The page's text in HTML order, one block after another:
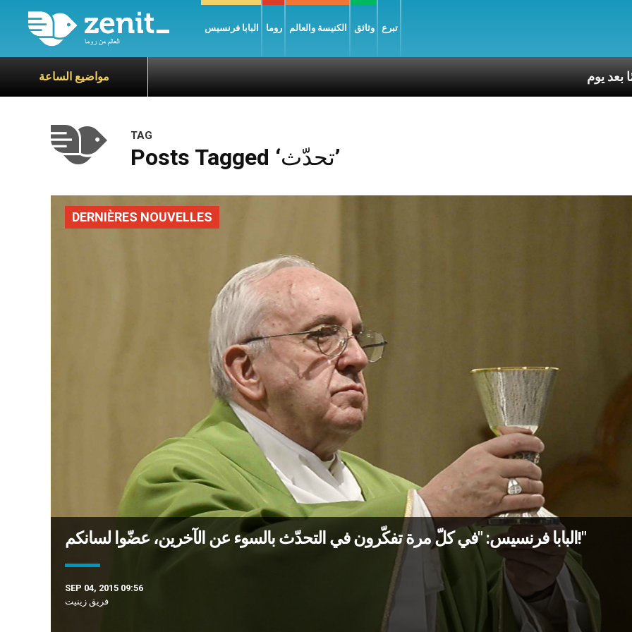
البابا فرنسيس روما الكنيسة والعالم وثائق تبرع
مواضيع الساعة
TAG
Posts Tagged ‘تحدّث’
DERNIÈRES NOUVELLES
البابا فرنسيس: "في كلّ مرة تفكّرون في التحدّث بالسوء عن الآخرين، عضّوا لسانكم!"
SEP 04, 2015 09:56
فريق زينيت